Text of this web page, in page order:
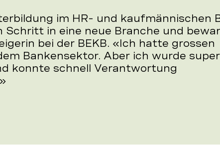
im HR- und kaufmännischen
Schritt in eine neue Branche und
bei der BEKB. «Ich hatte grossen
Bankensektor. Aber ich wurde super
konnte schnell Verantwortung